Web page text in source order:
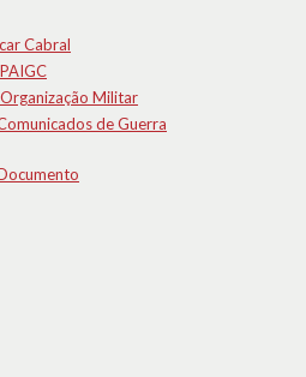
Cabral
Militar
de Guerra